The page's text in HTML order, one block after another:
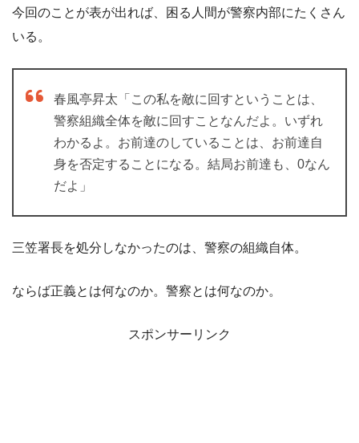
今回のことが表が出れば、困る人間が警察内部にたくさん
いる。
春風亭昇太「この私を敵に回すということは、
警察組織全体を敵に回すことなんだよ。いずれ
わかるよ。お前達のしていることは、お前達自
身を否定することになる。結局お前達も、0なん
だよ」
三笠署長を処分しなかったのは、警察の組織自体。
ならば正義とは何なのか。警察とは何なのか。
スポンサーリンク